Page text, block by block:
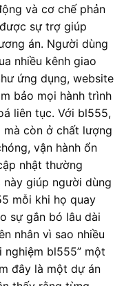
và cơ chế phản
sự trợ giúp
án. Người dùng
nhiều kênh giao
ứng dụng, website
bảo mọi hành trình
liên tục. Với bl555,
còn ở chất lượng
vận hành ổn
nhật thường
giúp người dùng
mỗi khi họ quay
sự gắn bó lâu dài
nhân vì sao nhiều
bl555” một
đây là một dự án